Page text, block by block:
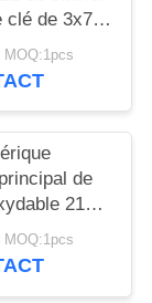
clé de 3x7
MOQ:1pcs
de
21
MOQ:1pcs